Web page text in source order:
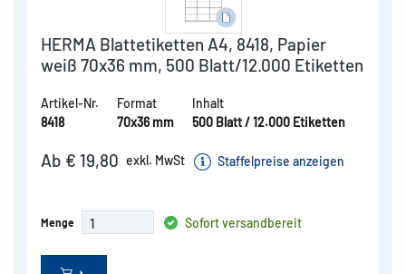
HERMA Blattetiketten A4, 8418, Papier
weiß 70x36 mm, 500 Blatt/12.000 Etiketten
Artikel-Nr.
8418
Format
70x36 mm
Inhalt
500 Blatt / 12.000 Etiketten
Ab € 19,80 exkl. MwSt Staffelpreise anzeigen
Menge Sofort versandbereit